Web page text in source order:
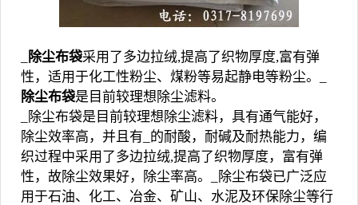
除尘布袋采用了多边拉绒,提高了织物厚度,富有弹
性，适用于化工性粉尘、煤粉等易起静电等粉尘。_
除尘布袋是目前较理想除尘滤料。
_除尘布袋是目前较理想除尘滤料，具有通气能好，
除尘效率高，并且有_的耐酸，耐碱及耐热能力，编
织过程中采用了多边拉绒,提高了织物厚度，富有弹
性，故除尘效果好，除尘率高。_除尘布袋已广泛应
用于石油、化工、冶金、矿山、水泥及环保除尘等行